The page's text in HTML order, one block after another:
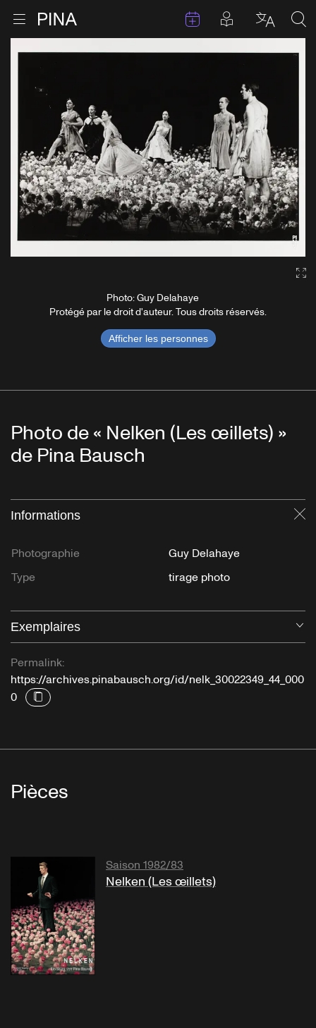
Ouvrir le menu Retour à la page d'accueil Évenements
Articles en
Photo: Guy Delahaye
Protégé par le droit d'auteur. Tous droits réservés.
Afficher les personnes
Photo de « Nelken (Les œillets) »
de Pina Bausch
Informations
Photographie
Guy Delahaye
Type
tirage photo
Exemplaires
Permalink:
https://archives.pinabausch.org/id/nelk_30022349_44_000
0
Pièces
Saison 1982/83
Nelken (Les œillets)